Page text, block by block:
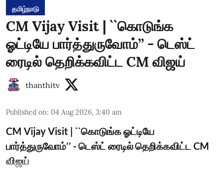
தமிழ்நாடு
CM Vijay Visit | ``கொடுங்க
ஓட்டியே பார்த்துருவோம்’’ - டெஸ்ட்
ரைடில் தெறிக்கவிட்ட CM விஜய்
thanthitv
Published on: 04 Aug 2026, 3:40 am
CM Vijay Visit | ``கொடுங்க ஓட்டியே
பார்த்துருவோம்’’ - டெஸ்ட் ரைடில் தெறிக்கவிட்ட CM
விஜய்